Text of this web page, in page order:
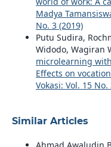
Madya
No. 3 (2019)
Putu Sudira,
Widodo, Wagiran
microlearning
Effects on
Vokasi: Vol. 15 No.
Similar Articles